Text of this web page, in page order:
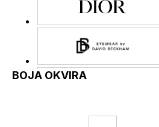
BOJA OKVIRA